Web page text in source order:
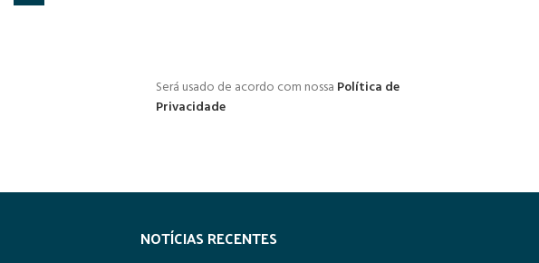
Será usado de acordo com nossa Política de
Privacidade
NOTÍCIAS RECENTES